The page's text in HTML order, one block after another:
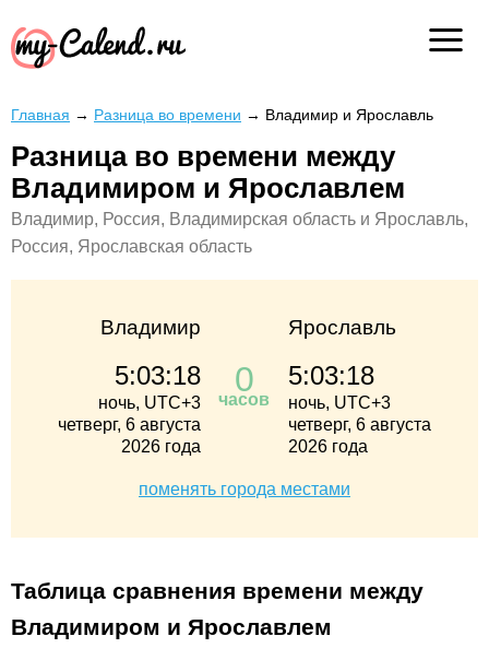
Главная → Разница во времени → Владимир и Ярославль
Разница во времени между
Владимиром и Ярославлем
Владимир, Россия, Владимирская область и Ярославль,
Россия, Ярославская область
Владимир Ярославль
5:03:18
ночь, UTC+3
четверг, 6 августа
2026 года
0
часов
5:03:18
ночь, UTC+3
четверг, 6 августа
2026 года
поменять города местами
Таблица сравнения времени между
Владимиром и Ярославлем